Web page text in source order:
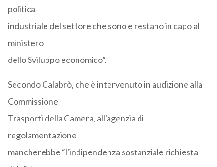
politica
industriale del settore che sono e restano in capo al
ministero
dello Sviluppo economico”.
Secondo Calabrò, che è intervenuto in audizione alla
Commissione
Trasporti della Camera, all'agenzia di
regolamentazione
mancherebbe “l'indipendenza sostanziale richiesta